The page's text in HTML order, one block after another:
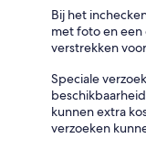
Bij het
met foto en
verstrekken
Speciale
kunnen extra
verzoeken